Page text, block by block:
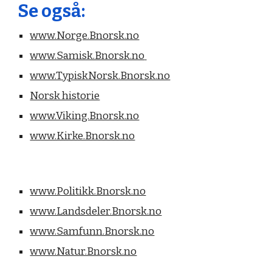
Se også:
www.Norge.Bnorsk.no
www.Samisk.Bnorsk.no
www.TypiskNorsk.Bnorsk.no
Norsk historie
www.Viking.Bnorsk.no
www.Kirke.Bnorsk.no
www.Politikk.Bnorsk.no
www.Landsdeler.Bnorsk.no
www.Samfunn.Bnorsk.no
www.Natur.Bnorsk.no